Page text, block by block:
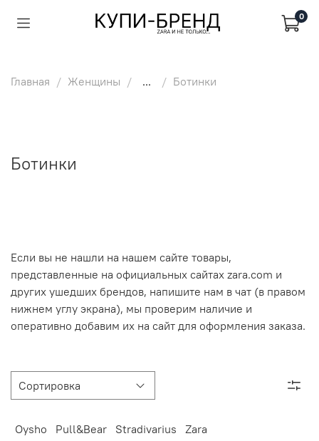
0
Главная Женщины ... Ботинки
Ботинки
Если вы не нашли на нашем сайте товары,
представленные на официальных сайтах zara.com и
других ушедших брендов, напишите нам в чат (в правом
нижнем углу экрана), мы проверим наличие и
оперативно добавим их на сайт для оформления заказа.
Oysho Pull&Bear Stradivarius Zara